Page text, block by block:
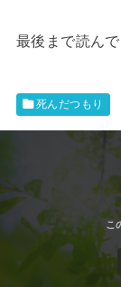
最後まで読ん
死んだつもり